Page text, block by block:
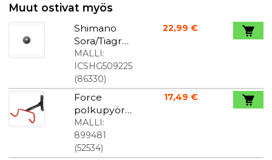
Muut ostivat myös
Shimano
Sora/Tiagra -
rataspakka
9-speed 12-
25T HG50
MALLI:
ICSHG509225
(86330)
22,99 €
Force
polkupyörä
n
seinäkiinnik
e - musta /
MALLI:
899481
(52534)
17,49 €